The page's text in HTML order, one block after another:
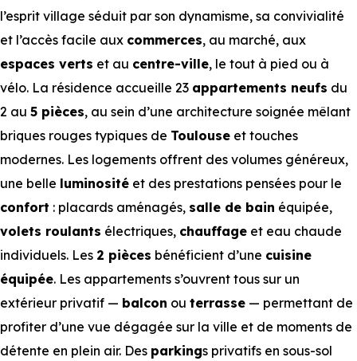
l’esprit village séduit par son dynamisme, sa convivialité
et l’accès facile aux commerces, au marché, aux
espaces verts et au centre-ville, le tout à pied ou à
vélo. La résidence accueille 23 appartements neufs du
2 au 5 pièces, au sein d’une architecture soignée mêlant
briques rouges typiques de Toulouse et touches
modernes. Les logements offrent des volumes généreux,
une belle luminosité et des prestations pensées pour le
confort : placards aménagés, salle de bain équipée,
volets roulants électriques, chauffage et eau chaude
individuels. Les 2 pièces bénéficient d’une cuisine
équipée. Les appartements s’ouvrent tous sur un
extérieur privatif — balcon ou terrasse — permettant de
profiter d’une vue dégagée sur la ville et de moments de
détente en plein air. Des parkings privatifs en sous-sol